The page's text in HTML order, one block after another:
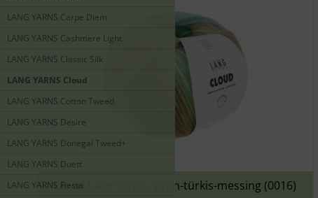
LANG YARNS Carpe Diem
LANG YARNS Cashmere Light
LANG YARNS Classic Silk
LANG YARNS Cloud
LANG YARNS Cotton Tweed
LANG YARNS Desire
LANG YARNS Donegal Tweed+
LANG YARNS Duett
LANG YARNS FiestaCloud Lang Yarns - grün-türkis-messing (0016)